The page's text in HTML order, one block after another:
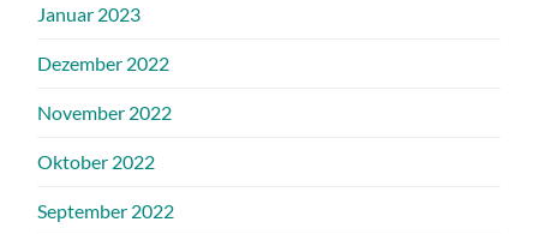
Januar 2023
Dezember 2022
November 2022
Oktober 2022
September 2022